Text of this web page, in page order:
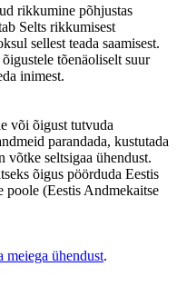
rikkumine põhjustas
Selts rikkumisest
sellest teada saamisest.
tõenäoliselt suur
inimest.
või õigust tutvuda
parandada, kustutada
võtke seltsigaa ühendust.
õigus pöörduda Eestis
poole (Eestis Andmekaitse
meiega ühendust.